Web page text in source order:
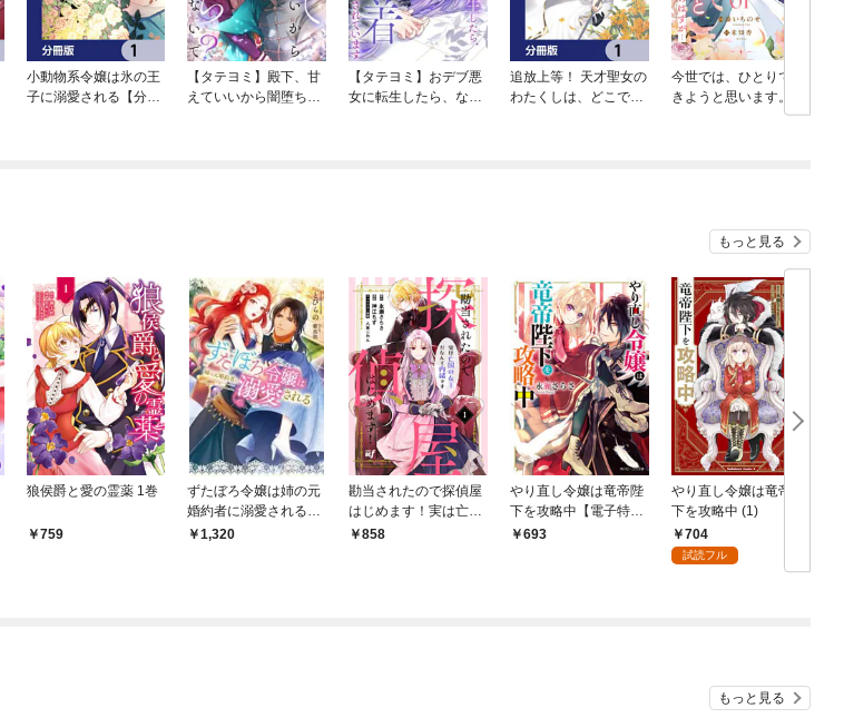
小動物系令嬢は氷の王
子に溺愛される【分冊
【タテヨミ】殿下、甘
えていいから闇堕ちし
【タテヨミ】おデブ悪
女に転生したら、なぜ
追放上等！ 天才聖女の
わたくしは、どこでだ
今世では、ひとりで生
きようと思います。そ
もっと見る
狼侯爵と愛の霊薬 1巻
759
ずたぼろ令嬢は姉の元
婚約者に溺愛される
（ノベル）
1,320
勘当されたので探偵屋
はじめます！実は亡国
の女王だなんて内緒で
858
やり直し令嬢は竜帝陛
下を攻略中【電子特典
付き】
693
やり直し令嬢は竜帝陛
下を攻略中 (1)
704
試読フル
もっと見る